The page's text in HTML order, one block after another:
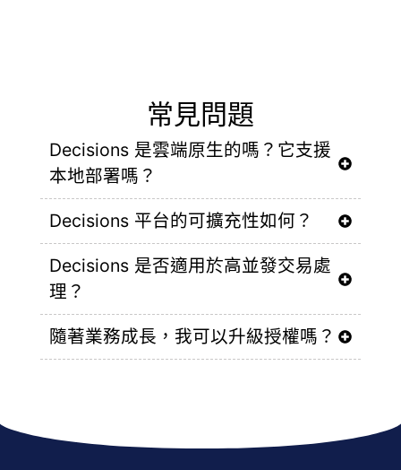
常見問題
Decisions 是雲端原生的嗎？它支援
本地部署嗎？
Decisions 平台的可擴充性如何？
Decisions 是否適用於高並發交易處
理？
隨著業務成長，我可以升級授權嗎？